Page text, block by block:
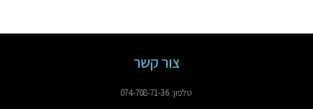
צור קשר
טלפון: 074-708-71-36